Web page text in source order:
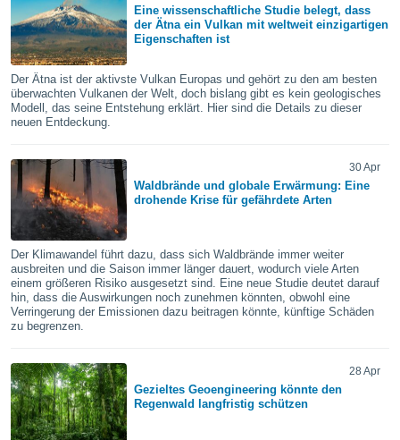
der
sind,
weiterhin
In
werden
dass wir
der
Eine wissenschaftliche Studie belegt, dass
der Ätna ein Vulkan mit weltweit einzigartigen
Eigenschaften ist
Der Ätna ist der aktivste Vulkan Europas und gehört zu den am besten
überwachten Vulkanen der Welt, doch bislang gibt es kein geologisches
Modell, das seine Entstehung erklärt. Hier sind die Details zu dieser
neuen Entdeckung.
30 Apr
Waldbrände und globale Erwärmung: Eine
drohende Krise für gefährdete Arten
Der Klimawandel führt dazu, dass sich Waldbrände immer weiter
ausbreiten und die Saison immer länger dauert, wodurch viele Arten
einem größeren Risiko ausgesetzt sind. Eine neue Studie deutet darauf
hin, dass die Auswirkungen noch zunehmen könnten, obwohl eine
Verringerung der Emissionen dazu beitragen könnte, künftige Schäden
zu begrenzen.
28 Apr
Gezieltes Geoengineering könnte den
Regenwald langfristig schützen